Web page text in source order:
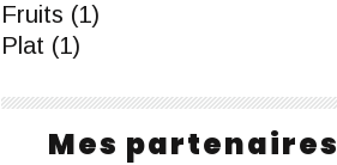
Fruits (1)
Plat (1)
Mes partenaires